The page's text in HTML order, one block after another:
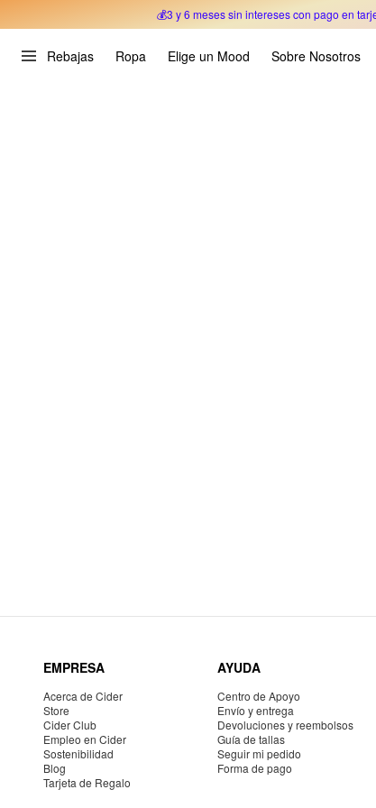
💰3 y 6 meses sin intereses con pago en
Rebajas Ropa Elige un Mood Sobre Nosotros
EMPRESA
Acerca de Cider
Store
Cider Club
Empleo en Cider
Sostenibilidad
Blog
Tarjeta de Regalo
AYUDA
Centro de Apoyo
Envío y entrega
Devoluciones y reembolsos
Guía de tallas
Seguir mi pedido
Forma de pago